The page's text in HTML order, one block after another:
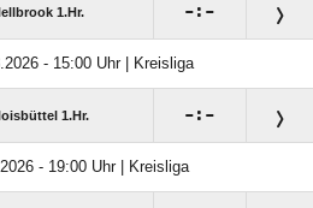
1.Hr. : 
- 15:00 Uhr | Kreisliga
1.Hr. : 
- 19:00 Uhr | Kreisliga